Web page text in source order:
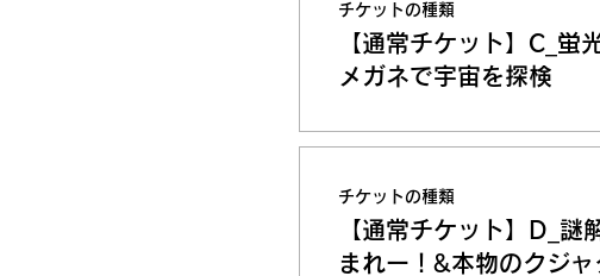
チケットの種類
【通常チケット】C_蛍
メガネで宇宙を探検
チケットの種類
【通常チケット】D_謎
まれー！&本物のクジャ